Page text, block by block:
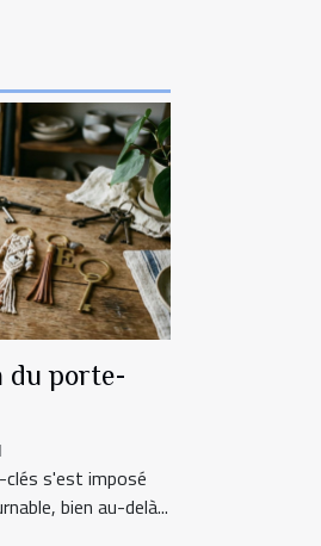
du porte-
clés s'est imposé
bien au-delà...